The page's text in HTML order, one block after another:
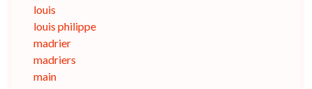
louis
louis philippe
madrier
madriers
main